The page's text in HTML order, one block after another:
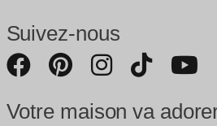
Suivez-nous
Votre maison va